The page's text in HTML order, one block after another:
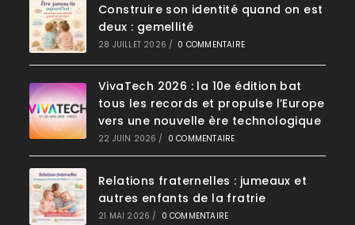
Construire son identité quand on est
deux : gemellité
28 JUILLET 2026 / 0 COMMENTAIRE
VivaTech 2026 : la 10e édition bat
tous les records et propulse l’Europe
vers une nouvelle ère technologique
22 JUIN 2026 / 0 COMMENTAIRE
Relations fraternelles : jumeaux et
autres enfants de la fratrie
21 MAI 2026 / 0 COMMENTAIRE